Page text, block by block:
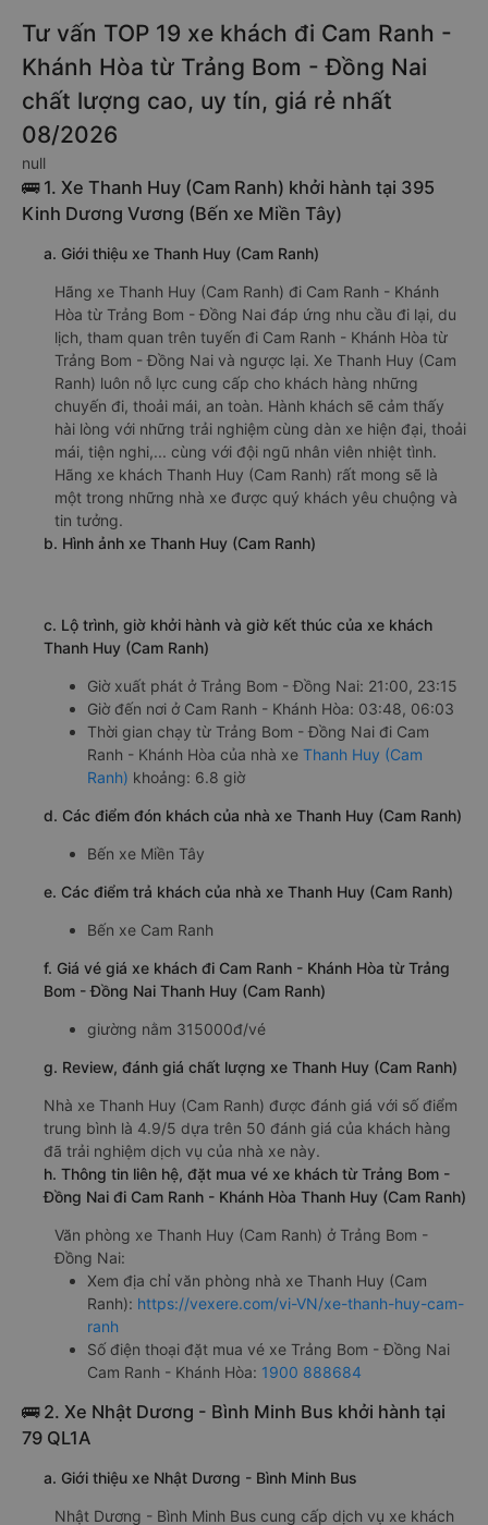
Tư vấn TOP 19 xe khách đi Cam Ranh -
Khánh Hòa từ Trảng Bom - Đồng Nai
chất lượng cao, uy tín, giá rẻ nhất
08/2026
null
🚌 1. Xe Thanh Huy (Cam Ranh) khởi hành tại 395
Kinh Dương Vương (Bến xe Miền Tây)
a. Giới thiệu xe Thanh Huy (Cam Ranh)
Hãng xe Thanh Huy (Cam Ranh) đi Cam Ranh - Khánh
Hòa từ Trảng Bom - Đồng Nai đáp ứng nhu cầu đi lại, du
lịch, tham quan trên tuyến đi Cam Ranh - Khánh Hòa từ
Trảng Bom - Đồng Nai và ngược lại. Xe Thanh Huy (Cam
Ranh) luôn nỗ lực cung cấp cho khách hàng những
chuyến đi, thoải mái, an toàn. Hành khách sẽ cảm thấy
hài lòng với những trải nghiệm cùng dàn xe hiện đại, thoải
mái, tiện nghi,... cùng với đội ngũ nhân viên nhiệt tình.
Hãng xe khách Thanh Huy (Cam Ranh) rất mong sẽ là
một trong những nhà xe được quý khách yêu chuộng và
tin tưởng.
b. Hình ảnh xe Thanh Huy (Cam Ranh)
c. Lộ trình, giờ khởi hành và giờ kết thúc của xe khách
Thanh Huy (Cam Ranh)
Giờ xuất phát ở Trảng Bom - Đồng Nai: 21:00, 23:15
Giờ đến nơi ở Cam Ranh - Khánh Hòa: 03:48, 06:03
Thời gian chạy từ Trảng Bom - Đồng Nai đi Cam
Ranh - Khánh Hòa của nhà xe Thanh Huy (Cam
Ranh) khoảng: 6.8 giờ
d. Các điểm đón khách của nhà xe Thanh Huy (Cam Ranh)
Bến xe Miền Tây
e. Các điểm trả khách của nhà xe Thanh Huy (Cam Ranh)
Bến xe Cam Ranh
f. Giá vé giá xe khách đi Cam Ranh - Khánh Hòa từ Trảng
Bom - Đồng Nai Thanh Huy (Cam Ranh)
giường nằm 315000đ/vé
g. Review, đánh giá chất lượng xe Thanh Huy (Cam Ranh)
Nhà xe Thanh Huy (Cam Ranh) được đánh giá với số điểm
trung bình là 4.9/5 dựa trên 50 đánh giá của khách hàng
đã trải nghiệm dịch vụ của nhà xe này.
h. Thông tin liên hệ, đặt mua vé xe khách từ Trảng Bom -
Đồng Nai đi Cam Ranh - Khánh Hòa Thanh Huy (Cam Ranh)
Văn phòng xe Thanh Huy (Cam Ranh) ở Trảng Bom -
Đồng Nai:
Xem địa chỉ văn phòng nhà xe Thanh Huy (Cam
Ranh): https://vexere.com/vi-VN/xe-thanh-huy-cam-
ranh
Số điện thoại đặt mua vé xe Trảng Bom - Đồng Nai
Cam Ranh - Khánh Hòa: 1900 888684
🚌 2. Xe Nhật Dương - Bình Minh Bus khởi hành tại
79 QL1A
a. Giới thiệu xe Nhật Dương - Bình Minh Bus
Nhật Dương - Bình Minh Bus cung cấp dịch vụ xe khách